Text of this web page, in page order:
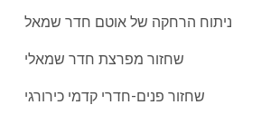
ניתוח הרחקה של אוטם חדר שמאל
שחזור מפרצת חדר שמאלי
שחזור פנים-חדרי קדמי כירורגי